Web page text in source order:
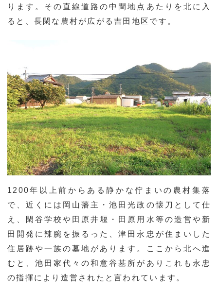
ります。その直線道路の中間地点あたりを北に入
ると、長閑な農村が広がる吉田地区です。
1200年以上前からある静かな佇まいの農村集落
で、近くには岡山藩主・池田光政の懐刀として仕
え、閑谷学校や田原井堰・田原用水等の造営や新
田開発に辣腕を振るった、津田永忠が住まいした
住居跡や一族の墓地があります。ここから北へ進
むと、池田家代々の和意谷墓所がありこれも永忠
の指揮により造営されたと言われています。